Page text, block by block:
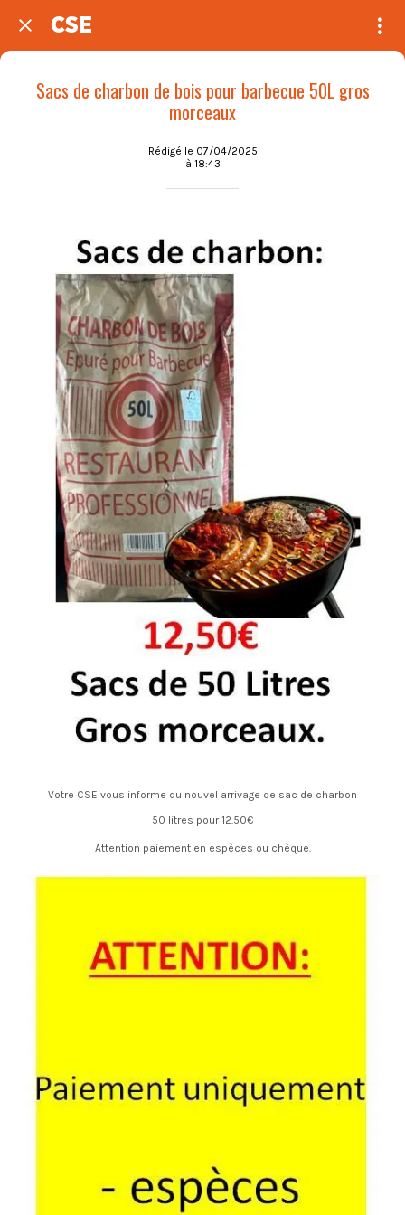
CSE
Sacs de charbon de bois pour barbecue 50L gros
morceaux
Rédigé le 07/04/2025
à 18:43
Votre CSE vous informe du nouvel arrivage de sac de charbon
50 litres pour 12.50€
Attention paiement en espèces ou chèque.